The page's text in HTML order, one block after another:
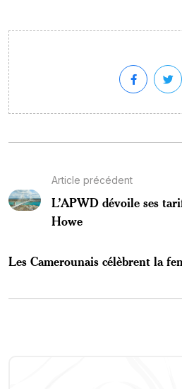
Article précédent
L’APWD dévoile ses
Howe
Les Camerounais célèbrent la